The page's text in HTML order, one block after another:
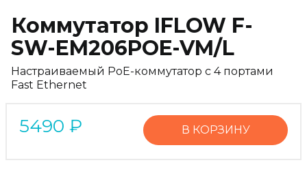
Коммутатор IFLOW F-
SW-EM206POE-VM/L
Настраиваемый PoE-коммутатор с 4 портами
Fast Ethernet
5490 ₽ В КОРЗИНУ